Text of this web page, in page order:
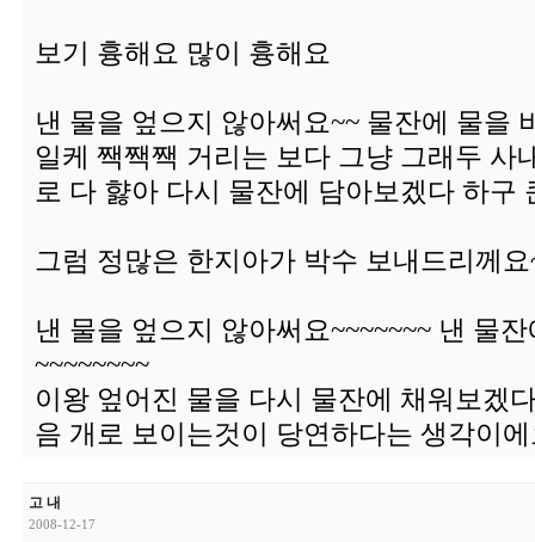
보기 흉해요 많이 흉해요
낸 물을 엎으지 않아써요~~ 물잔에 물을
일케 짹짹짹 거리는 보다 그냥 그래두 사
로 다 햟아 다시 물잔에 담아보겠다 하구
그럼 정많은 한지아가 박수 보내드리께요
낸 물을 엎으지 않아써요~~~~~~~ 낸 물
~~~~~~~~
이왕 엎어진 물을 다시 물잔에 채워보겠
음 개로 보이는것이 당연하다는 생각이에
고 내
2008-12-17